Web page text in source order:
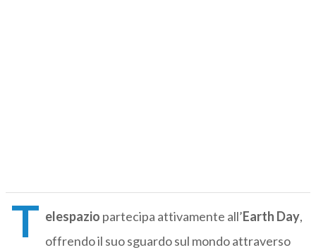
T elespazio partecipa attivamente all’Earth Day,
offrendo il suo sguardo sul mondo attraverso